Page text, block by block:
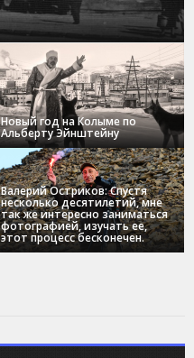
Новый год на Колыме по
Альберту Эйнштейну
Валерий Остриков: Спустя
несколько десятилетий, мне
так же интересно заниматься
фотографией, изучать ее,
этот процесс бесконечен.